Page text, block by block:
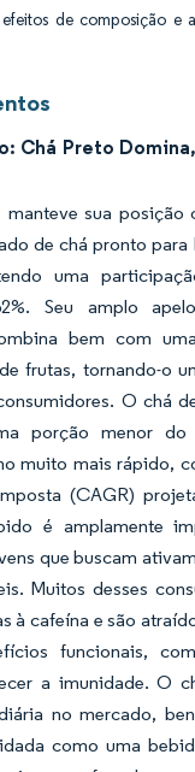
de composição e
Chá Preto
sua posição
de chá pronto para
uma
Seu amplo
bem com
frutas, tornando-o
O chá
porção menor do
muito mais rápido,
(CAGR)
é amplamente
que buscam
Muitos desses
à cafeína e são
funcionais,
a imunidade. O
no mercado,
como uma